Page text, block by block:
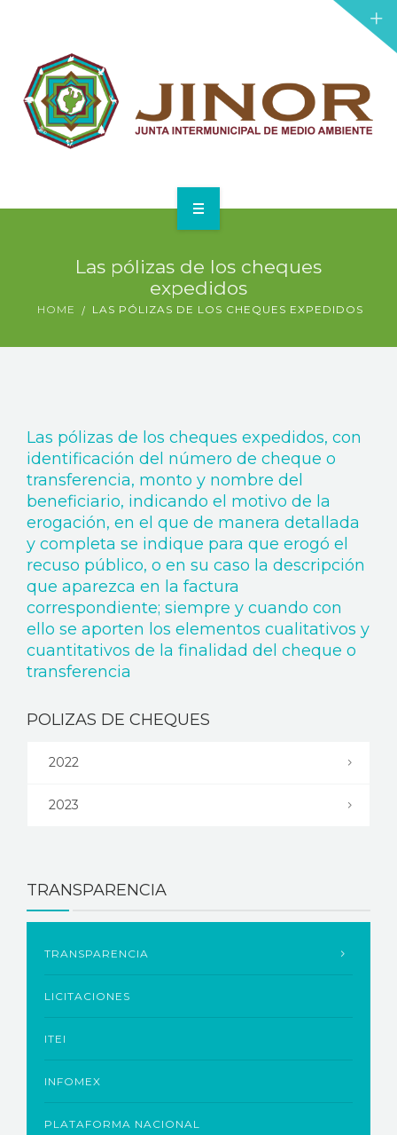
LICITACIONES
NOTICIAS
TRANSPARENCIA
PROYECTOS
TRANSPARENCIA
DONAR
Las pólizas de los cheques
expedidos
HOME LAS PÓLIZAS DE LOS CHEQUES EXPEDIDOS
Las pólizas de los cheques expedidos, con
identificación del número de cheque o
transferencia, monto y nombre del
beneficiario, indicando el motivo de la
erogación, en el que de manera detallada
y completa se indique para que erogó el
recuso público, o en su caso la descripción
que aparezca en la factura
correspondiente; siempre y cuando con
ello se aporten los elementos cualitativos y
cuantitativos de la finalidad del cheque o
transferencia
POLIZAS DE CHEQUES
2022
2023
TRANSPARENCIA
TRANSPARENCIA
LICITACIONES
ITEI
INFOMEX
PLATAFORMA NACIONAL